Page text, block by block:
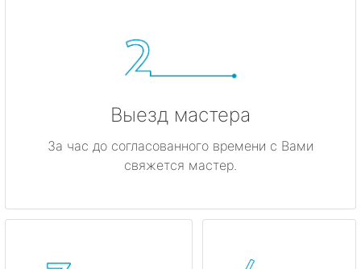
Выезд мастера
За час до согласованного времени с Вами
свяжется мастер.